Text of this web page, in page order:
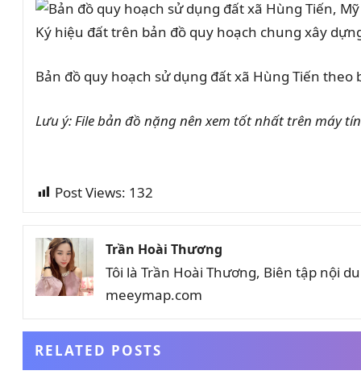
Ký hiệu đất trên bản đồ quy hoạch chung xây
Bản đồ quy hoạch sử dụng đất xã Hùng Tiến
Lưu ý: File bản đồ nặng nên xem tốt nhất trên máy
Post Views: 132
Trần Hoài Thương
Tôi là Trần Hoài Thương, Biên tập nội
meeymap.com
RELATED POSTS